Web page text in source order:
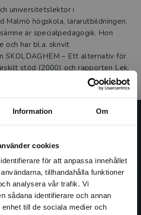
Information Om
cookies
för att anpassa innehållet
tillhandahålla funktioner
analysera vår trafik. Vi
sådana identifierare och annan
till de sociala medier och
fraktregion
universitetslektor i
Malmö högskola, lärarutbildningen.
är specialpedagogik. Hon
och har bl.a. skrivit
SKOLDAGHEM – Ett alternativ för
stöd (2000) och rapporten Lek,
1963 och är idag Sveriges
Med läromedel, kurslitteratur,
och digitala
i utbudet, finns Studentlitteratur med